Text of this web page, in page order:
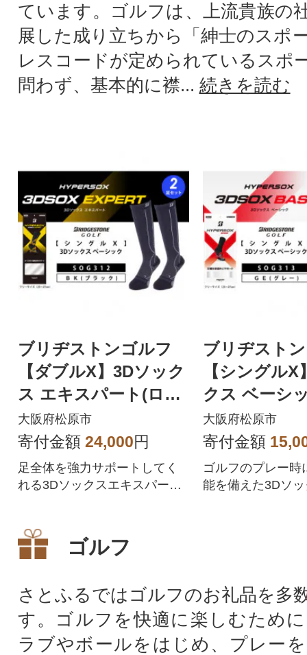
ています。ゴルフは、上流貴族の
展した成り立ちから「紳士のスポ
レスコードが定められているスポ
問わず、基本的に襟... 続きを読む
ブリヂストンゴルフ
【ダブルX】3Dソック
ス エキスパート(ロン
グ)(2足セット)ブラッ
クSOG312
大阪府松原市
寄付金額 24,000円
足全体を強力サポートしてく
れる3Dソックスエキスパート
ブリヂスト
【シングルX
クス ベーシ
セット)
靴下SOG313
大阪府松原市
寄付金額
ゴルフのプレー時
能を備えた3Dソ
ゴルフ
さとふるではゴルフのお礼品を多
す。ゴルフを快適に楽しむため
ラブやボールをはじめ、プレー